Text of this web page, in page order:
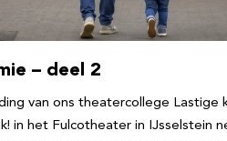
– deel 2
van ons theatercollege Lastige
in het Fulcotheater in IJsselstein